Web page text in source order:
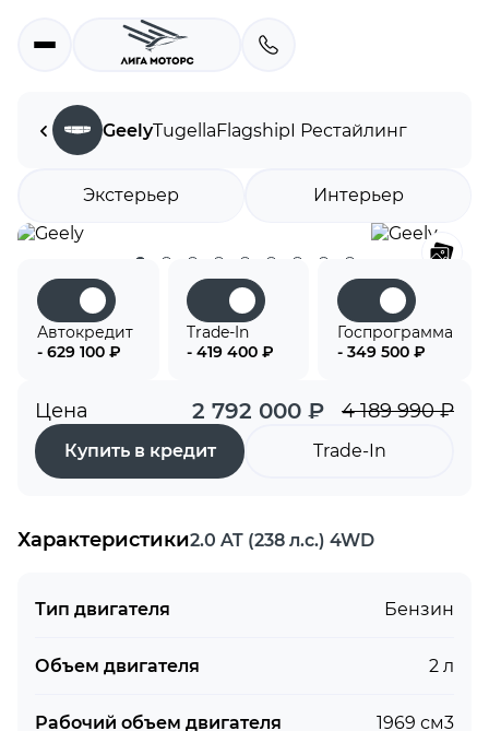
GeelyTugellaFlagshipI Рестайлинг
Экстерьер Интерьер
Автокредит
- 629 100 ₽
Trade-In
- 419 400 ₽
Госпрограмма
- 349 500 ₽
Цена 2 792 000 ₽ 4 189 990 ₽
Купить в кредит Trade-In
Характеристики2.0 AT (238 л.с.) 4WD
Тип двигателя Бензин
Объем двигателя 2 л
Рабочий объем двигателя 1969 см3